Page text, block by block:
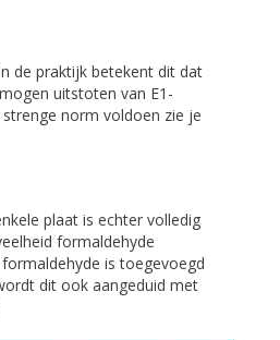
de praktijk betekent dit dat
uitstoten van E1-
norm voldoen zie je
plaat is echter volledig
formaldehyde
is toegevoegd
dit ook aangeduid met